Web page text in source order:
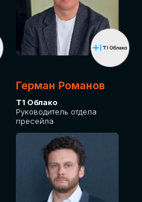
Герман Романов
Т1 Облако
Руководитель отдела
пресейла